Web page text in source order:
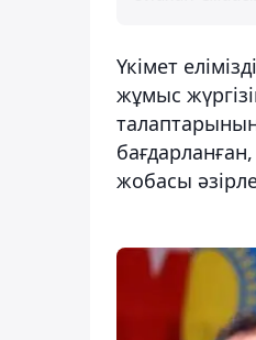
Үкімет
жұмыс
жобасы